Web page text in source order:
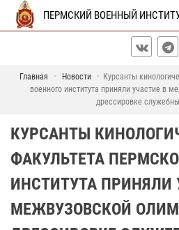
ПЕРМСКИЙ ВОЕННЫЙ
Главная Новости
Курсанты
военного института приняли участие в
дрессировке
КУРСАНТЫ
ФАКУЛЬТЕТА
ИНСТИТУТА ПРИНЯЛИ
МЕЖВУЗОВСКОЙ